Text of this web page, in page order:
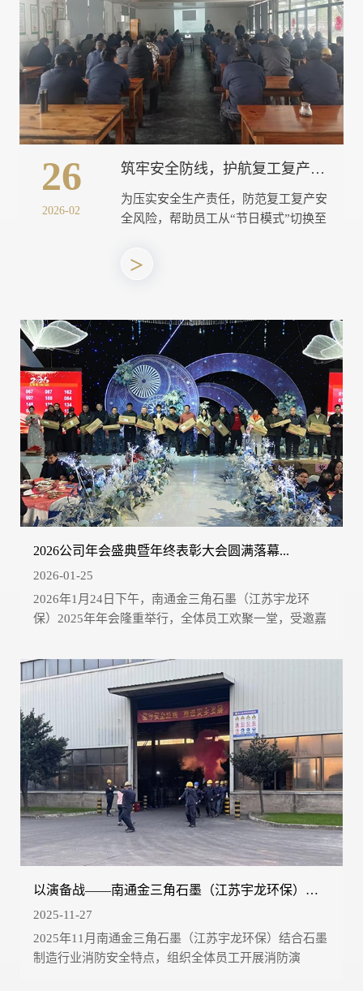
26
2026-02
筑牢安全防线，护航复工复产——南通金三角石墨（江苏宇龙环保）开展复工复产安全教育培训
为压实安全生产责任，防范复工复产安
全风险，帮助员工从“节日模式”切换至
>
2026公司年会盛典暨年终表彰大会圆满落幕...
2026-01-25
2026年1月24日下午，南通金三角石墨（江苏宇龙环
保）2025年年会隆重举行，全体员工欢聚一堂，受邀嘉
以演备战——南通金三角石墨（江苏宇龙环保）开展2025年11月消防演练...
2025-11-27
2025年11月南通金三角石墨（江苏宇龙环保）结合石墨
制造行业消防安全特点，组织全体员工开展消防演